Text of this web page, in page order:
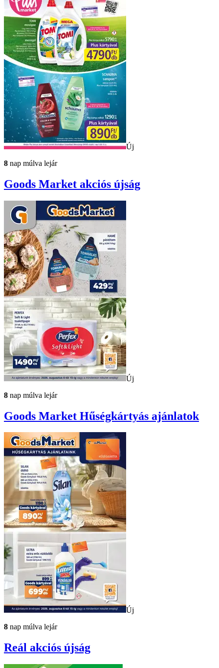
Új
8 nap múlva lejár
Goods Market akciós újság
Új
8 nap múlva lejár
Goods Market Hűségkártyás ajánlatok
Új
8 nap múlva lejár
Reál akciós újság